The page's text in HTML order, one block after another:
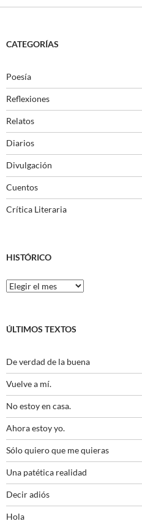
CATEGORÍAS
Poesía
Reflexiones
Relatos
Diarios
Divulgación
Cuentos
Crítica Literaria
HISTÓRICO
Histórico
ÚLTIMOS TEXTOS
De verdad de la buena
Vuelve a mí.
No estoy en casa.
Ahora estoy yo.
Sólo quiero que me quieras
Una patética realidad
Decir adiós
Hola